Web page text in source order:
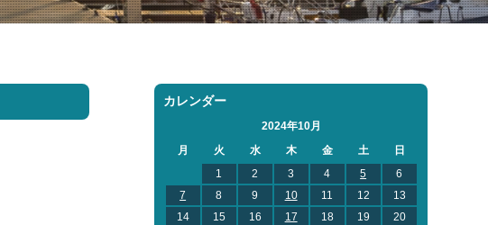
カレンダー
2024年10月
月
火 水 木 金 土
日
1
2 3 4 5
6
7
8 9 10 11 12
13
14
15 16 17 18 19
20